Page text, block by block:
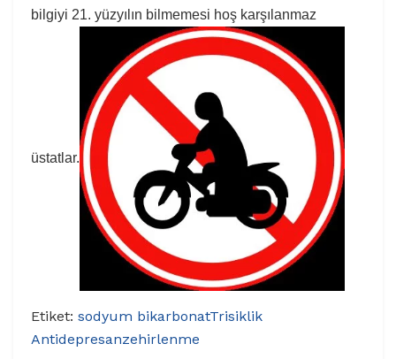
bilgiyi 21. yüzyılın bilmemesi hoş karşılanmaz
üstatlar.
Etiket: sodyum bikarbonatTrisiklik
Antidepresanzehirlenme